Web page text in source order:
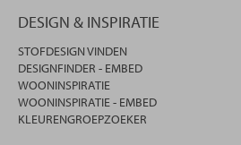
DESIGN & INSPIRATIE
STOFDESIGN VINDEN
DESIGNFINDER - EMBED
WOONINSPIRATIE
WOONINSPIRATIE - EMBED
KLEURENGROEPZOEKER